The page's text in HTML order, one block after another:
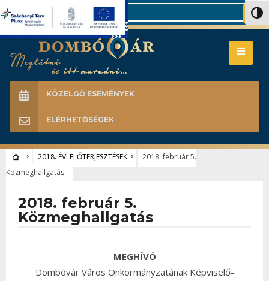
Search
KÖZELGŐ ESEMÉNYEK
ELÉRHETŐSÉGEK
2018. ÉVI ELŐTERJESZTÉSEK
2018. február 5.
Közmeghallgatás
2018. február 5.
Közmeghallgatás
MEGHÍVÓ
Dombóvár Város Önkormányzatának Képviselő-